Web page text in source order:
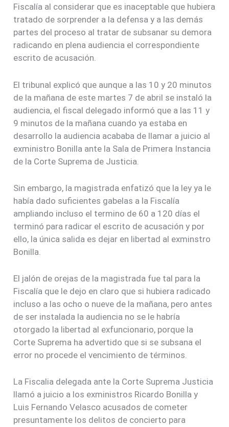
Fiscalía al considerar que es inaceptable que hubiera
tratado de sorprender a la defensa y a las demás
partes del proceso al tratar de subsanar su demora
radicando en plena audiencia el correspondiente
escrito de acusación.
El tribunal explicó que aunque a las 10 y 20 minutos
de la mañana de este martes 7 de abril se instaló la
audiencia, el fiscal delegado informó que a las 11 y
9 minutos de la mañana cuando ya estaba en
desarrollo la audiencia acababa de llamar a juicio al
exministro Bonilla ante la Sala de Primera Instancia
de la Corte Suprema de Justicia.
Sin embargo, la magistrada enfatizó que la ley ya le
había dado suficientes gabelas a la Fiscalía
ampliando incluso el termino de 60 a 120 días el
terminó para radicar el escrito de acusación y por
ello, la única salida es dejar en libertad al exminstro
Bonilla.
El jalón de orejas de la magistrada fue tal para la
Fiscalía que le dejo en claro que si hubiera radicado
incluso a las ocho o nueve de la mañana, pero antes
de ser instalada la audiencia no se le habría
otorgado la libertad al exfuncionario, porque la
Corte Suprema ha advertido que si se subsana el
error no procede el vencimiento de términos.
La Fiscalia delegada ante la Corte Suprema Justicia
llamó a juicio a los exministros Ricardo Bonilla y
Luis Fernando Velasco acusados de cometer
presuntamente los delitos de concierto para